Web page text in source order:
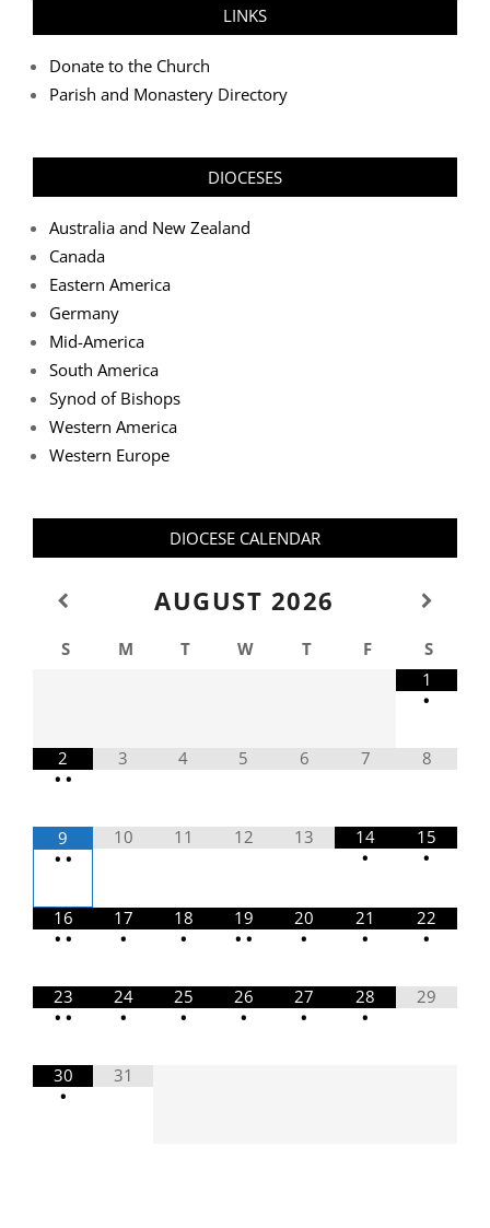
LINKS
Donate to the Church
Parish and Monastery Directory
DIOCESES
Australia and New Zealand
Canada
Eastern America
Germany
Mid-America
South America
Synod of Bishops
Western America
Western Europe
DIOCESE CALENDAR
AUGUST 2026
S M T W T F
S
1
•
2
• •
3 4 5 6 7 8
9
• •
10 11 12 13
14
•
15
•
16
• •
17
•
18
•
19
• •
20
•
21
•
22
•
23
• •
24
•
25
•
26
•
27
•
28
•
29
30
•
31